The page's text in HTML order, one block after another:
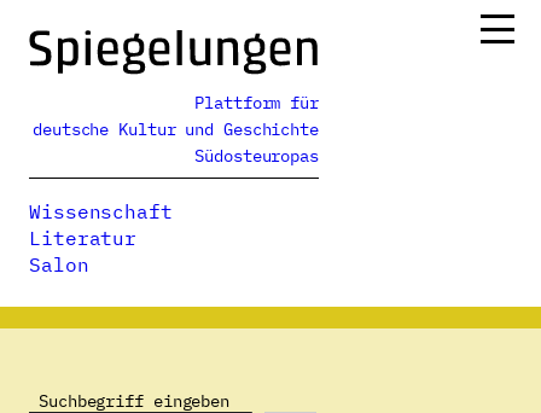
Inhalt
springen
Plattform für
deutsche Kultur und Geschichte
Südosteuropas
Wissenschaft
Literatur
Salon
Über uns
Podcasts
Suchbegriff eingeben